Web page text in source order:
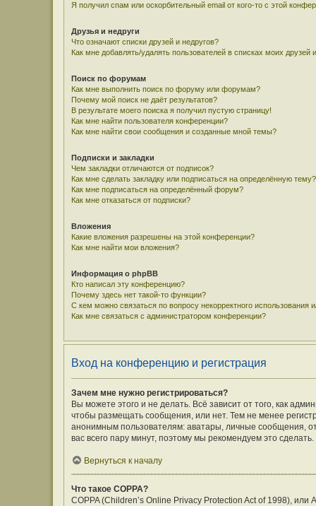
Я получил спам или оскорбительный email от кого-то с этой
Друзья и недруги
Что означают списки друзей и недругов?
Как мне добавлять/удалять пользователей в списках моих друзей
Поиск по форумам
Как мне выполнить поиск по форуму или форумам?
Почему мой поиск не даёт результатов?
В результате моего поиска я получил пустую страницу!
Как мне найти пользователя конференции?
Как мне найти свои сообщения и созданные мной темы?
Подписки и закладки
Чем закладки отличаются от подписок?
Как мне сделать закладку или подписаться на определённую тему?
Как мне подписаться на определённый форум?
Как мне отказаться от подписки?
Вложения
Какие вложения разрешены на этой конференции?
Как мне найти мои вложения?
Информация о phpBB
Кто написал эту конференцию?
Почему здесь нет такой-то функции?
С кем можно связаться по вопросу некорректного
Как мне связаться с администратором конференции?
Вход на конференцию и регистрация
Зачем мне нужно регистрироваться?
Вы можете этого и не делать. Всё зависит от того, как
чтобы размещать сообщения, или нет. Тем не менее
анонимным пользователям: аватары, личные сообщения,
вас всего пару минут, поэтому мы рекомендуем это сделать.
Вернуться к началу
Что такое COPPA?
COPPA (Children’s Online Privacy Protection Act of 1998),